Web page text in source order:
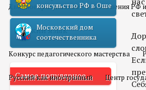
Двойное гражданство Отношения РФ
Русский язык
Конкурс педагогического мастерства
Русский как иностранный Центр
консульство РФ в Оше
Московский дом
соотечественника
Самое популярное